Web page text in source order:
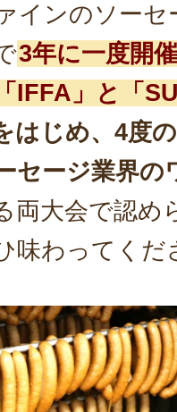
インのソーセ
3年に一度開
IFFA」と「
はじめ、4度
セージ業界の
両大会で認め
味わってくだ